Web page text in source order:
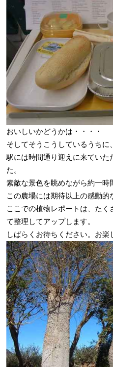
おいしいかどうかは・・・・
そしてそうこうしているうちに
駅には時間通り迎えに来ていた
た。
素敵な景色を眺めながら約一時
この農場には期待以上の感動的
ここでの植物レポートは、た
て整理してアップします。
しばらくお待ちください。お楽